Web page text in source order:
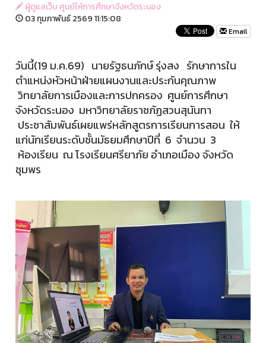
ผู้ดูแลเว็บ ศูนย์ให้การศึกษาจังหวัดระนอง
03 กุมภาพันธ์ 2569 11:15:08
Email
วันนี้(19 ม.ค.69) นายรัฐธนภักษ์ รุ่งสง รักษาการใน
ตำแหน่งหัวหน้าฝ่ายแผนงานและประกันคุณภาพ
วิทยาลัยการเมืองและการปกครอง ศูนย์การศึกษา
จังหวัดระนอง มหาวิทยาลัยราชภัฏสวนสุนันทา
ประชาสัมพันธ์เผยแพร่หลักสูตรการเรียนการสอน ให้
แก่นักเรียนระดับชั้นมัธยมศึกษาปีที่ 6 จำนวน 3
ห้องเรียน ณ โรงเรียนศรียาภัย อำเภอเมือง จังหวัด
ชุมพร